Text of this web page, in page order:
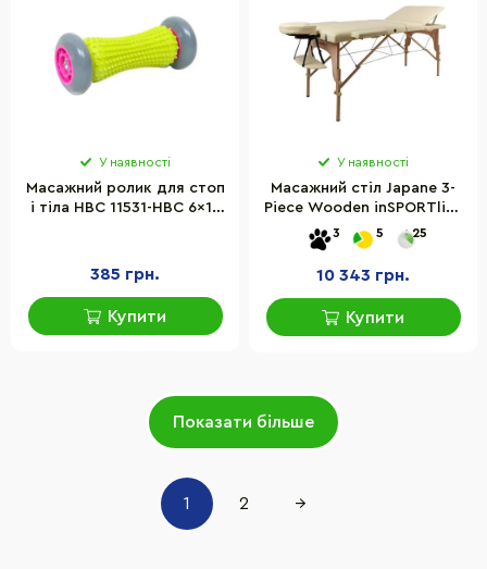
У наявності
Масажний ролик для стоп
і тіла HBC 11531-HBC 6x16
385 грн.
Купити
У наявності
Масажний стіл Japane 3-
Piece Wooden inSPORTline
9408-1
3 5 25
10 343 грн.
Купити
Показати більше
1 2 →